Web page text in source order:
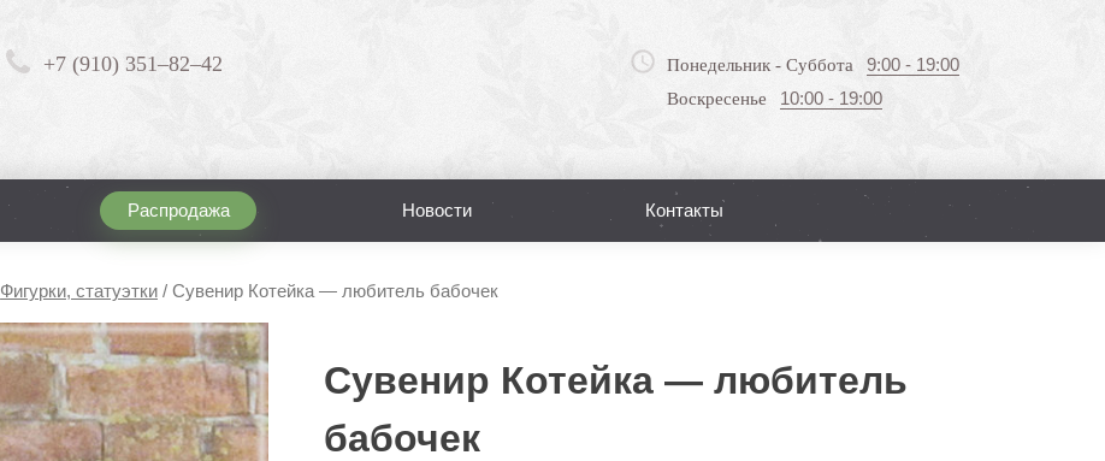
+7 (910) 351–82–42 Понедельник - Суббота 9:00 - 19:00
Воскресенье 10:00 - 19:00
Распродажа Новости Контакты
Фигурки, статуэтки / Сувенир Котейка — любитель бабочек
Сувенир Котейка — любитель
бабочек